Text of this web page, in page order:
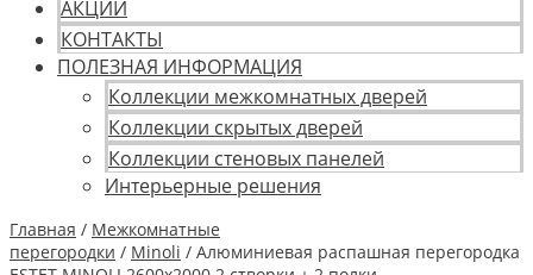
АКЦИИ
КОНТАКТЫ
ПОЛЕЗНАЯ ИНФОРМАЦИЯ
Коллекции межкомнатных дверей
Коллекции скрытых дверей
Коллекции стеновых панелей
Интерьерные решения
Главная / Межкомнатные
перегородки / Minoli / Алюминиевая распашная перегородка